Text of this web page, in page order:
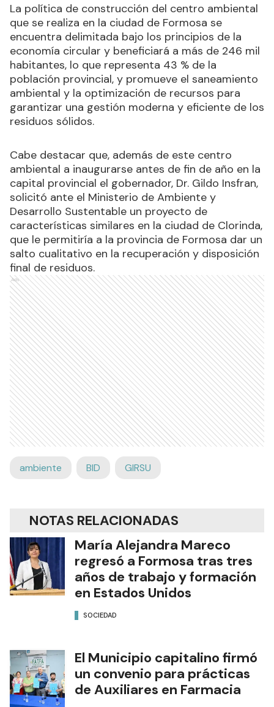
La política de construcción del centro ambiental
que se realiza en la ciudad de Formosa se
encuentra delimitada bajo los principios de la
economía circular y beneficiará a más de 246 mil
habitantes, lo que representa 43 % de la
población provincial, y promueve el saneamiento
ambiental y la optimización de recursos para
garantizar una gestión moderna y eficiente de los
residuos sólidos.
Cabe destacar que, además de este centro
ambiental a inaugurarse antes de fin de año en la
capital provincial el gobernador, Dr. Gildo Insfran,
solicitó ante el Ministerio de Ambiente y
Desarrollo Sustentable un proyecto de
características similares en la ciudad de Clorinda,
que le permitiría a la provincia de Formosa dar un
salto cualitativo en la recuperación y disposición
final de residuos.
Ads
ambiente BID GIRSU
NOTAS RELACIONADAS
María Alejandra Mareco
regresó a Formosa tras tres
años de trabajo y formación
en Estados Unidos
SOCIEDAD
El Municipio capitalino firmó
un convenio para prácticas
de Auxiliares en Farmacia